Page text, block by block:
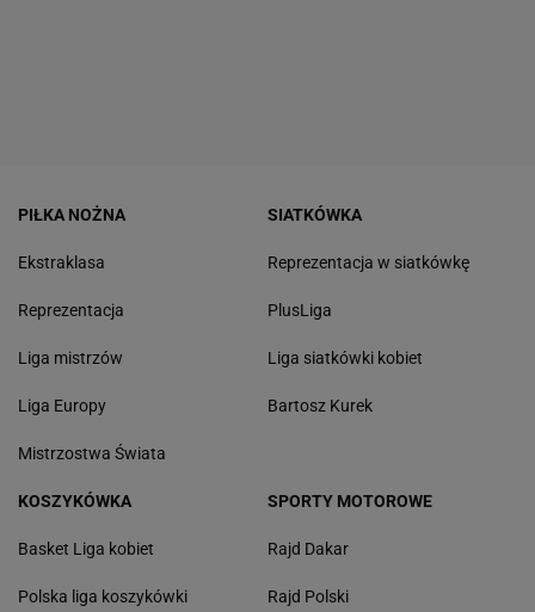
PIŁKA NOŻNA
Ekstraklasa
Reprezentacja
Liga mistrzów
Liga Europy
Mistrzostwa Świata
SIATKÓWKA
Reprezentacja w siatkówkę
PlusLiga
Liga siatkówki kobiet
Bartosz Kurek
KOSZYKÓWKA
Basket Liga kobiet
Polska liga koszykówki
SPORTY MOTOROWE
Rajd Dakar
Rajd Polski